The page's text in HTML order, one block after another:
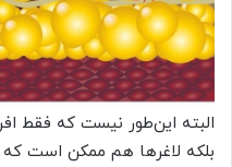
البته این‌طور نیست که فقط
بلکه لاغرها هم ممکن است که